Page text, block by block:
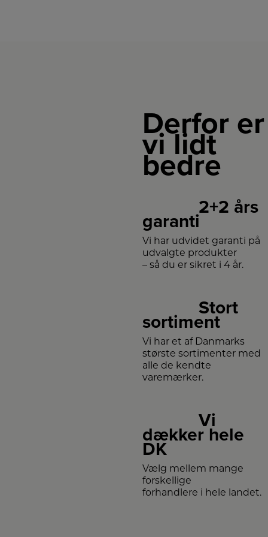
Derfor er
vi lidt
bedre
2+2 års
garanti
Vi har udvidet garanti på
udvalgte produkter
– så du er sikret i 4 år.
Stort
sortiment
Vi har et af Danmarks
største sortimenter med
alle de kendte
varemærker.
Vi
dækker hele
DK
Vælg mellem mange
forskellige
forhandlere i hele landet.